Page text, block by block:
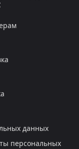
данных
персональных